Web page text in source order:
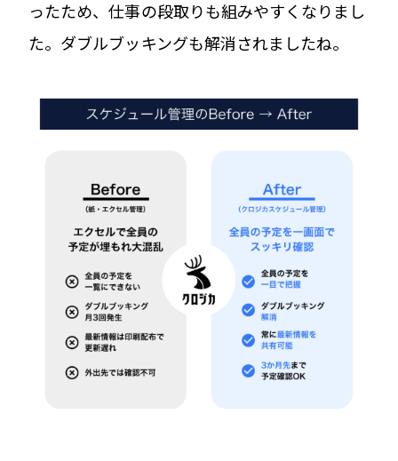
ったため、仕事の段取りも組みやすくなりまし
た。ダブルブッキングも解消されましたね。